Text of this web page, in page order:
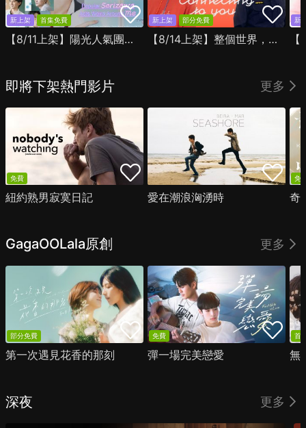
新上架 首集免費
【8/11上架】陽光人氣團中的芹澤，在我面前卻有點不對勁
新上架 部分免費
【8/14上架】整個世界，只有你連上了我
新
即將下架熱門影片 更多
免費
紐約熟男寂寞日記 愛在潮浪洶湧時
免
奇
GagaOOLala原創 更多
部分免費
第一次遇見花香的那刻
免費
彈一場完美戀愛
首
無
深夜 更多